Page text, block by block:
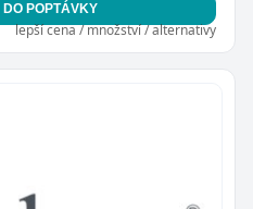
DO POPTÁVKY
lepší cena / množství / alternativy